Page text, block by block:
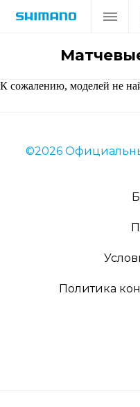
К сожалению, моделей не
©2026
Политика